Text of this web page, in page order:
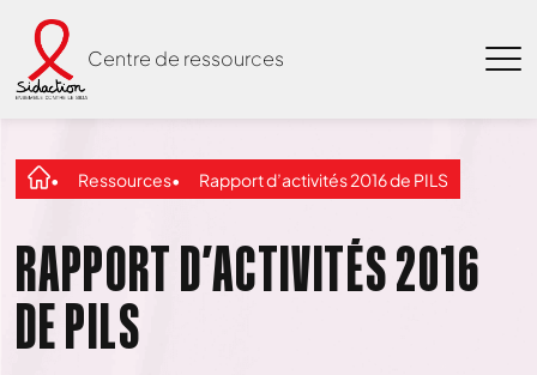
Centre de ressources
Ressources Rapport d’activités 2016 de PILS
RAPPORT D’ACTIVITÉS 2016
DE PILS